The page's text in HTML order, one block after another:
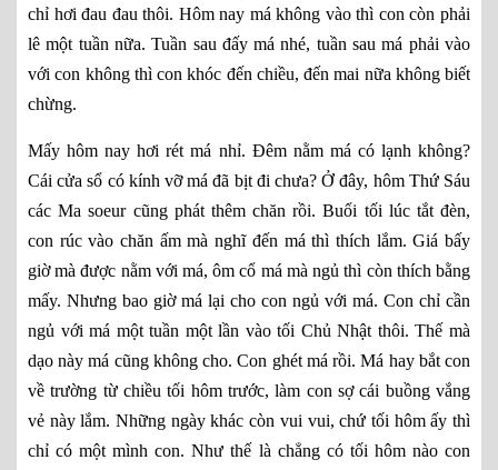
chỉ hơi đau đau thôi. Hôm nay má không vào thì con còn phải
lê một tuần nữa. Tuần sau đấy má nhé, tuần sau má phải vào
với con không thì con khóc đến chiều, đến mai nữa không biết
chừng.
Mấy hôm nay hơi rét má nhỉ. Đêm nằm má có lạnh không?
Cái cửa sổ có kính vỡ má đã bịt đi chưa? Ở đây, hôm Thứ Sáu
các Ma soeur cũng phát thêm chăn rồi. Buổi tối lúc tắt đèn,
con rúc vào chăn ấm mà nghĩ đến má thì thích lắm. Giá bấy
giờ mà được nằm với má, ôm cổ má mà ngủ thì còn thích bằng
mấy. Nhưng bao giờ má lại cho con ngủ với má. Con chỉ cần
ngủ với má một tuần một lần vào tối Chủ Nhật thôi. Thế mà
dạo này má cũng không cho. Con ghét má rồi. Má hay bắt con
về trường từ chiều tối hôm trước, làm con sợ cái buồng vắng
vẻ này lắm. Những ngày khác còn vui vui, chứ tối hôm ấy thì
chỉ có một mình con. Như thế là chẳng có tối hôm nào con